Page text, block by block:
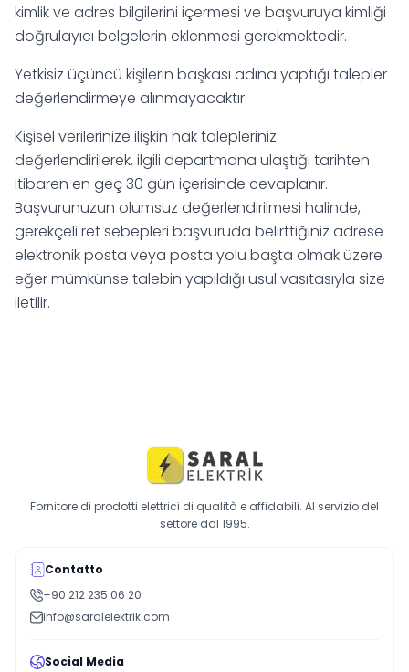
kimlik ve adres bilgilerini içermesi ve başvuruya kimliği
doğrulayıcı belgelerin eklenmesi gerekmektedir.
Yetkisiz üçüncü kişilerin başkası adına yaptığı talepler
değerlendirmeye alınmayacaktır.
Kişisel verilerinize ilişkin hak talepleriniz
değerlendirilerek, ilgili departmana ulaştığı tarihten
itibaren en geç 30 gün içerisinde cevaplanır.
Başvurunuzun olumsuz değerlendirilmesi halinde,
gerekçeli ret sebepleri başvuruda belirttiğiniz adrese
elektronik posta veya posta yolu başta olmak üzere
eğer mümkünse talebin yapıldığı usul vasıtasıyla size
iletilir.
Fornitore di prodotti elettrici di qualità e affidabili. Al servizio del
settore dal 1995.
Contatto
+90 212 235 06 20
info@saralelektrik.com
Social Media